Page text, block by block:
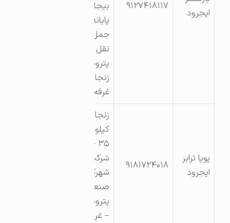
ایجرود
۹۱۲۷۴۱۸۱۱۷
بیجار
پایانه
حمل و
پتروشیمی
زنجان
غرفه ۳
پویا ترابر
ایجرود
۹۱۸۱۷۲۴۰۱۸
زنجان –
کیلومتر
۳۵ –
شرکت
شهرکهای
صنعتی
پتروشیمی
– غرفه ۴